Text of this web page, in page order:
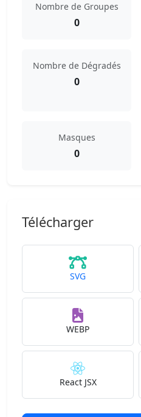
Nombre de Groupes
0
Nombre de Dégradés
0
Masques
0
Télécharger
SVG
WEBP
React JSX